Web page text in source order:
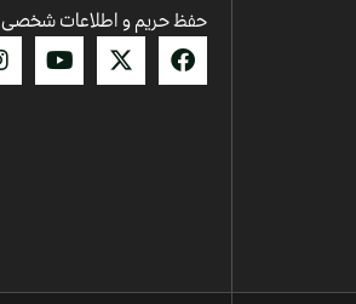
حفظ حریم و اطلاعات شخصی